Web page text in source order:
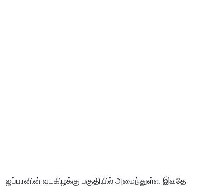
ஜப்பானின் வடகிழக்கு பகுதியில் அமைந்துள்ள இவதே